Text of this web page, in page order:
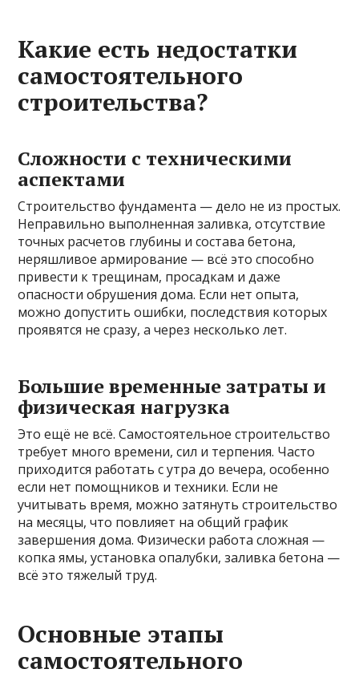
Какие есть недостатки
самостоятельного
строительства?
Сложности с техническими
аспектами
Строительство фундамента — дело не из простых.
Неправильно выполненная заливка, отсутствие
точных расчетов глубины и состава бетона,
неряшливое армирование — всё это способно
привести к трещинам, просадкам и даже
опасности обрушения дома. Если нет опыта,
можно допустить ошибки, последствия которых
проявятся не сразу, а через несколько лет.
Большие временные затраты и
физическая нагрузка
Это ещё не всё. Самостоятельное строительство
требует много времени, сил и терпения. Часто
приходится работать с утра до вечера, особенно
если нет помощников и техники. Если не
учитывать время, можно затянуть строительство
на месяцы, что повлияет на общий график
завершения дома. Физически работа сложная —
копка ямы, установка опалубки, заливка бетона —
всё это тяжелый труд.
Основные этапы
самостоятельного